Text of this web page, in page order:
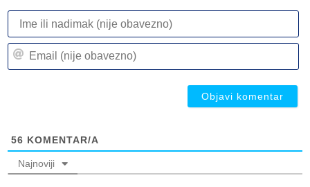
56 KOMENTAR/A
Najnoviji